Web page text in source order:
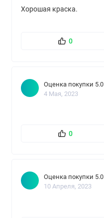
Хорошая краска.
0
Оценка покупки 5.0
4 Мая, 2023
0
Оценка покупки 5.0
10 Апреля, 2023